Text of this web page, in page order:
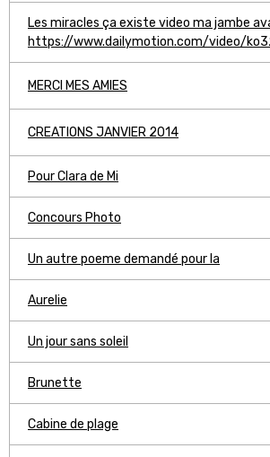
Les miracles ça existe video ma jambe
https://www.dailymotion.com/video/
MERCI MES AMIES
CREATIONS JANVIER 2014
Pour Clara de Mi
Concours Photo
Un autre poeme demandé pour la
Aurelie
Un jour sans soleil
Brunette
Cabine de plage